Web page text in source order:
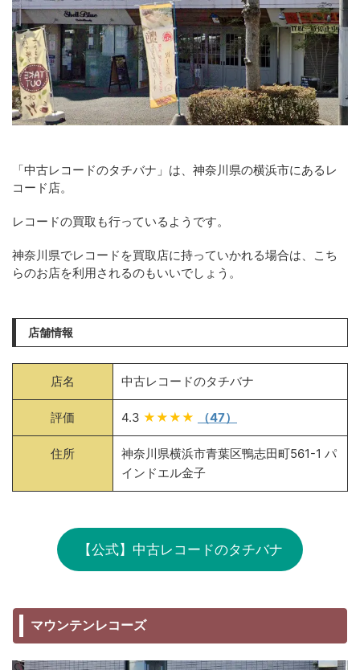
「中古レコードのタチバナ」は、神奈川県の横浜市にあるレ
コード店。
レコードの買取も行っているようです。
神奈川県でレコードを買取店に持っていかれる場合は、こち
らのお店を利用されるのもいいでしょう。
店舗情報
店名 中古レコードのタチバナ
評価 4.3 ★★★★ （47）
住所
神奈川県横浜市青葉区鴨志田町561-1 パ
インドエル金子
【公式】中古レコードのタチバナ
マウンテンレコーズ